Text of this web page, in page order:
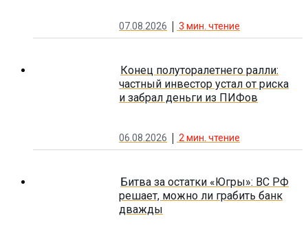
07.08.2026 3 мин. чтение
Конец полуторалетнего ралли:
частный инвестор устал от риска
и забрал деньги из ПИФов
06.08.2026 2 мин. чтение
Битва за остатки «Югры»: ВС РФ
решает, можно ли грабить банк
дважды